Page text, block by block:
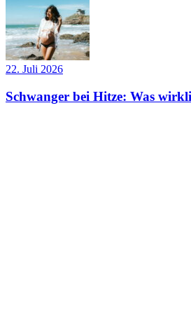
22. Juli 2026
Schwanger bei Hitze: Was